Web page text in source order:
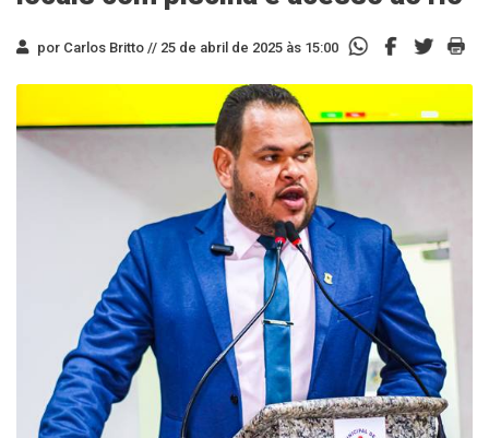
por Carlos Britto // 25 de abril de 2025 às 15:00